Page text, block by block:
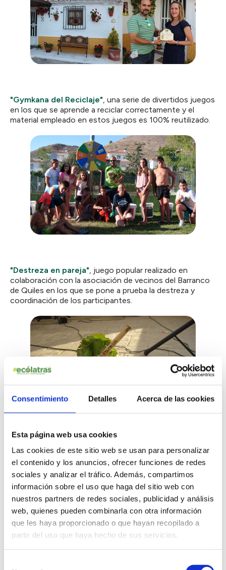
Consentimiento Detalles Acerca de las cookies
Esta página web usa cookies
Las cookies de este sitio web se usan para personalizar
el contenido y los anuncios, ofrecer funciones de redes
sociales y analizar el tráfico. Además, compartimos
información sobre el uso que haga del sitio web con
nuestros partners de redes sociales, publicidad y análisis
web, quienes pueden combinarla con otra información
que les haya proporcionado o que hayan recopilado a
partir del uso que haya hecho de sus servicios.
"Gymkana del Reciclaje", una serie de divertidos juegos
en los que se aprende a reciclar correctamente y el
material empleado en estos juegos es 100% reutilizado.
"Destreza en pareja", juego popular realizado en
colaboración con la asociación de vecinos del Barranco
de Quiles en los que se pone a prueba la destreza y
coordinación de los participantes.
Actividades que con el paso de los años y el
compromiso de cada vez más personas, voluntarios y
colaboradores con Oria Verde, han ido en aumento, en
beneficio del medio ambiente y de la comunidad de
Almería.